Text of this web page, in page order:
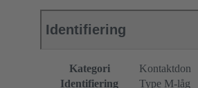
Identifiering
Kategori
Kontaktdon
Identifiering
Type M-låg